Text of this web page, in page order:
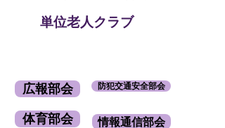
単位老人クラブ
広報部会 防犯交通安全部会
体育部会 情報通信部会